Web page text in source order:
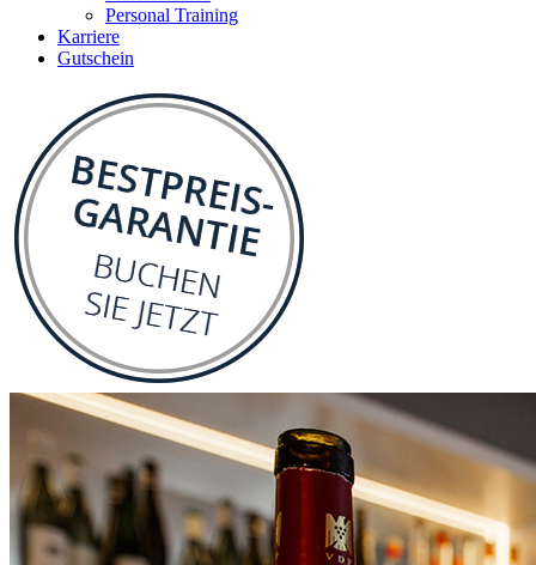
Personal Training
Karriere
Gutschein